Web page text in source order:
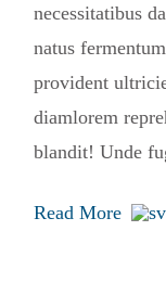
necessitatibus
natus
provident
diamlorem
blandit! Unde
Read More